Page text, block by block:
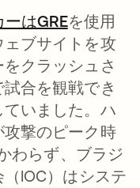
はGRE新しいタ
を使用
ェブサイトを攻
クラッシュさ
合を観戦でき
いました。ハ
攻撃のピーク時
わらず、ブラジ
IOC）はシステ